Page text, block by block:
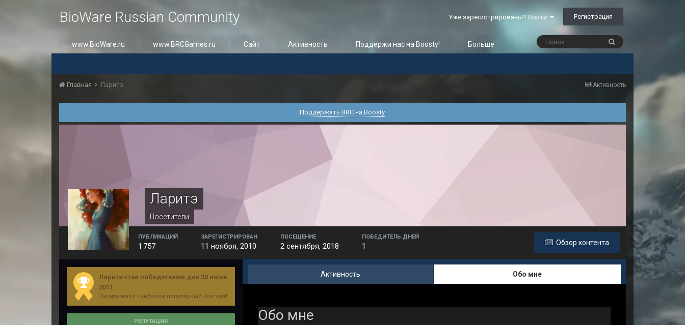
BioWare Russian Community Уже зарегистрированы? Войти Регистрация
www.BioWare.ru www.BRCGames.ru Сайт Активность Поддержи нас на Boosty! Больше
Активность
Главная Ларитэ
Поддержать BRC на Boosty
Ларитэ
Посетители
Обзор контента
ПУБЛИКАЦИЙ
1 757
ЗАРЕГИСТРИРОВАН
11 ноября, 2010
ПОСЕЩЕНИЕ
2 сентября, 2018
ПОБЕДИТЕЛЬ ДНЕЙ
1
Ларитэ стал победителем дня 30 июня
2011
Ларитэ имел наиболее популярный контент!
РЕПУТАЦИЯ
Активность Обо мне
Обо мне